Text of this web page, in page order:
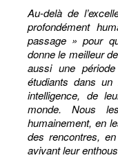
Au-delà de
profondément
passage » pour
donne le meilleur
aussi une
étudiants dans
intelligence, de
monde. Nous
humainement, en
des rencontres,
avivant leur